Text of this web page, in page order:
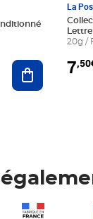
Ajouter au
La
20g /
7
Prix